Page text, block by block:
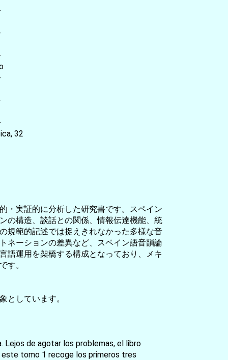
32
・実証的に分析した研究書です。スペイン
の構造、談話との関係、情報伝達機能、統
規範的記述では捉えきれなかった多様な音
ネーションの差異など、スペイン語音韻論
語運用を架橋する構成となっており、メキ
す。
としています。
Lejos de agotar los problemas, el libro
tomo 1 recoge los primeros tres